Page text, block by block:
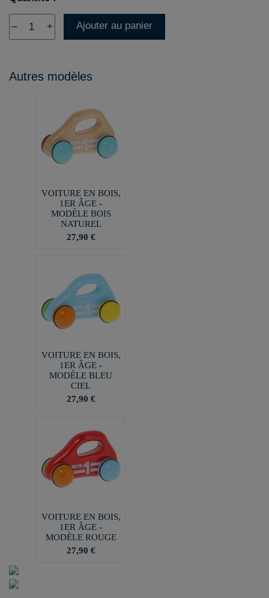
– + Ajouter au panier
Autres modèles
VOITURE EN BOIS,
1ER ÂGE -
MODÈLE BOIS
NATUREL
27,90 €
VOITURE EN BOIS,
1ER ÂGE -
MODÈLE BLEU
CIEL
27,90 €
VOITURE EN BOIS,
1ER ÂGE -
MODÈLE ROUGE
27,90 €